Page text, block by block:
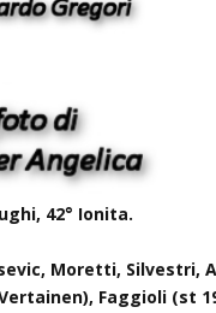
42° Ionita.
Moretti, Silvestri,
Faggioli (st